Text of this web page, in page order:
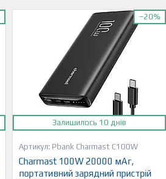
–20%
Залишилось 10 днів
Pbank Charmast C100W
Charmast 100W 20000 мАг,
портативний зарядний пристрій